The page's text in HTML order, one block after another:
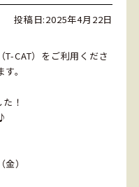
投稿日:2025年4月22日
CAT）をご利用くださ
。
！
）